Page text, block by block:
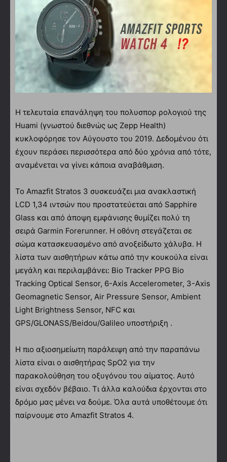
Η τελευταία επανάληψη του πολυσπορ ρολογιού της
Huami (γνωστού διεθνώς ως Zepp Health)
κυκλοφόρησε τον Αύγουστο του 2019. Δεδομένου ότι
έχουν περάσει περισσότερα από δύο χρόνια από τότε,
αναμένεται να γίνει κάποια αναβάθμιση.
Το Amazfit Stratos 3 συσκευάζει μια ανακλαστική
LCD 1,34 ιντσών που προστατεύεται από Sapphire
Glass και από άποψη εμφάνισης θυμίζει πολύ τη
σειρά Garmin Forerunner. Η οθόνη στεγάζεται σε
σώμα κατασκευασμένο από ανοξείδωτο χάλυβα. Η
λίστα των αισθητήρων κάτω από την κουκούλα είναι
μεγάλη και περιλαμβάνει: Bio Tracker PPG Bio
Tracking Optical Sensor, 6-Axis Accelerometer, 3-Axis
Geomagnetic Sensor, Air Pressure Sensor, Ambient
Light Brightness Sensor, NFC και
GPS/GLONASS/Beidou/Galileo υποστήριξη .
Η πιο αξιοσημείωτη παράλειψη από την παραπάνω
λίστα είναι ο αισθητήρας SpO2 για την
παρακολούθηση του οξυγόνου του αίματος. Αυτό
είναι σχεδόν βέβαιο. Τι άλλα καλούδια έρχονται στο
δρόμο μας μένει να δούμε. Όλα αυτά υποθέτουμε ότι
παίρνουμε στο Amazfit Stratos 4.